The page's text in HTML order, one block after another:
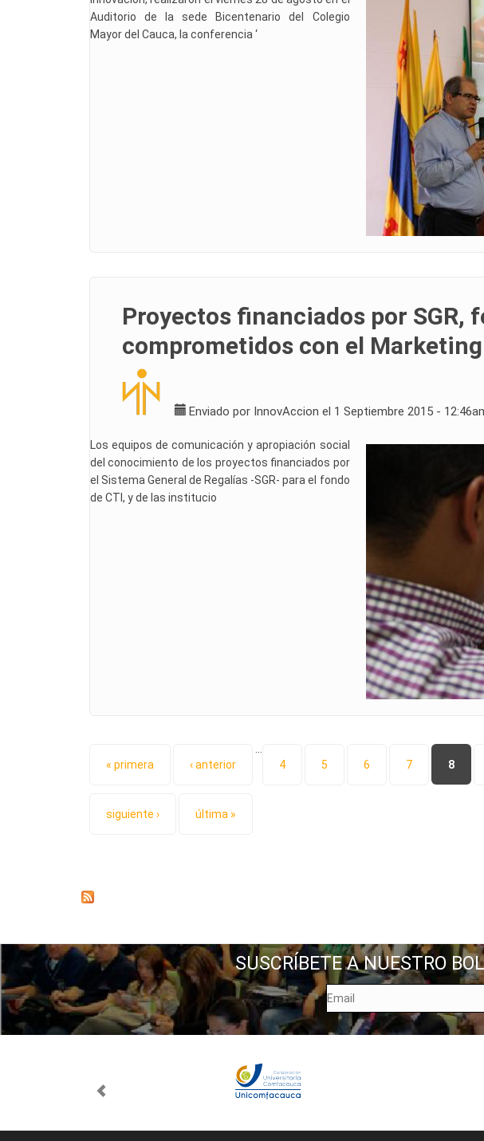
Auditorio de la sede Bicentenario del Colegio
Mayor del Cauca, la conferencia ‘
Proyectos financiados por SGR,
comprometidos con el
Enviado por InnovAccion el 1 Septiembre 2015 -
Los equipos de comunicación y apropiación social
del conocimiento de los proyectos financiados por
el Sistema General de Regalías -SGR- para el fondo
de CTI, y de las institucio
Páginas
« primera ‹ anterior
4
5 6 7 8
siguiente › última »
SUSCRÍBETE A NUESTRO